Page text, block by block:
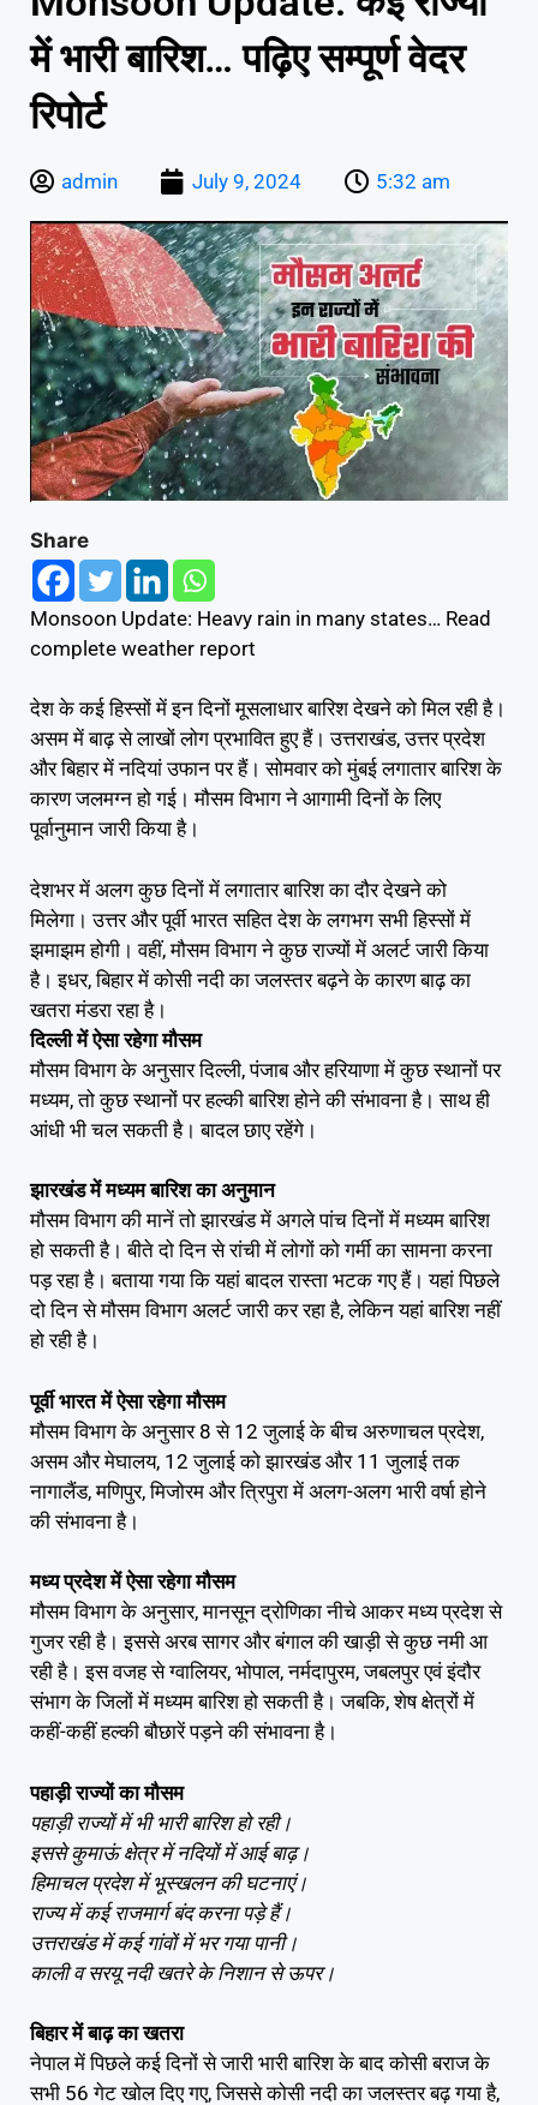
में भारी बारिश… पढ़िए सम्पूर्ण वेदर
रिपोर्ट
admin July 9, 2024 5:32 am
Share
Monsoon Update: Heavy rain in many states… Read
complete weather report
देश के कई हिस्सों में इन दिनों मूसलाधार बारिश देखने को मिल रही है।
असम में बाढ़ से लाखों लोग प्रभावित हुए हैं। उत्तराखंड, उत्तर प्रदेश
और बिहार में नदियां उफान पर हैं। सोमवार को मुंबई लगातार बारिश के
कारण जलमग्न हो गई। मौसम विभाग ने आगामी दिनों के लिए
पूर्वानुमान जारी किया है।
देशभर में अलग कुछ दिनों में लगातार बारिश का दौर देखने को
मिलेगा। उत्तर और पूर्वी भारत सहित देश के लगभग सभी हिस्सों में
झमाझम होगी। वहीं, मौसम विभाग ने कुछ राज्यों में अलर्ट जारी किया
है। इधर, बिहार में कोसी नदी का जलस्तर बढ़ने के कारण बाढ़ का
खतरा मंडरा रहा है।
दिल्‍ली में ऐसा रहेगा मौसम
मौसम विभाग के अनुसार दिल्ली, पंजाब और हरियाणा में कुछ स्थानों पर
मध्‍यम, तो कुछ स्थानों पर हल्की बारिश होने की संभावना है। साथ ही
आंधी भी चल सकती है। बादल छाए रहेंगे।
झारखंड में मध्यम बारिश का अनुमान
मौसम विभाग की मानें तो झारखंड में अगले पांच दिनों में मध्यम बारिश
हो सकती है। बीते दो दिन से रांची में लोगों को गर्मी का सामना करना
पड़ रहा है। बताया गया कि यहां बादल रास्ता भटक गए हैं। यहां पिछले
दो दिन से मौसम विभाग अलर्ट जारी कर रहा है, लेकिन यहां बारिश नहीं
हो रही है।
पूर्वी भारत में ऐसा रहेगा मौसम
मौसम विभाग के अनुसार 8 से 12 जुलाई के बीच अरुणाचल प्रदेश,
असम और मेघालय, 12 जुलाई को झारखंड और 11 जुलाई तक
नागालैंड, मणिपुर, मिजोरम और त्रिपुरा में अलग-अलग भारी वर्षा होने
की संभावना है।
मध्य प्रदेश में ऐसा रहेगा मौसम
मौसम विभाग के अनुसार, मानसून द्रोणिका नीचे आकर मध्य प्रदेश से
गुजर रही है। इससे अरब सागर और बंगाल की खाड़ी से कुछ नमी आ
रही है। इस वजह से ग्वालियर, भोपाल, नर्मदापुरम, जबलपुर एवं इंदौर
संभाग के जिलों में मध्यम बारिश हो सकती है। जबकि, शेष क्षेत्रों में
कहीं-कहीं हल्की बौछारें पड़ने की संभावना है।
पहाड़ी राज्‍यों का मौसम
पहाड़ी राज्यों में भी भारी बारिश हो रही।
इससे कुमाऊं क्षेत्र में नदियों में आई बाढ़।
हिमाचल प्रदेश में भूस्खलन की घटनाएं।
राज्‍य में कई राजमार्ग बंद करना पड़े हैं।
उत्तराखंड में कई गांवों में भर गया पानी।
काली व सरयू नदी खतरे के निशान से ऊपर।
बिहार में बाढ़ का खतरा
नेपाल में पिछले कई दिनों से जारी भारी बारिश के बाद कोसी बराज के
सभी 56 गेट खोल दिए गए, जिससे कोसी नदी का जलस्तर बढ़ गया है,